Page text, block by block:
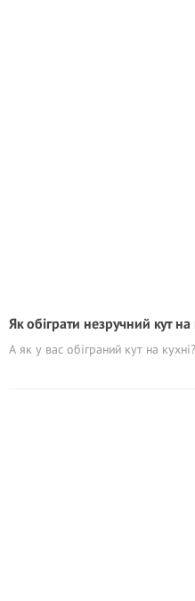
Як обіграти незручний кут на
А як у вас обіграний кут на кухні?